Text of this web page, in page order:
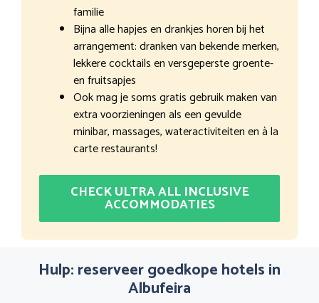
familie
Bijna alle hapjes en drankjes horen bij het
arrangement: dranken van bekende merken,
lekkere cocktails en versgeperste groente-
en fruitsapjes
Ook mag je soms gratis gebruik maken van
extra voorzieningen als een gevulde
minibar, massages, wateractiviteiten en à la
carte restaurants!
CHECK ULTRA ALL INCLUSIVE
ACCOMMODATIES
Hulp: reserveer goedkope hotels in
Albufeira